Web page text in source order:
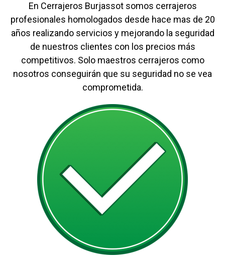
En Cerrajeros Burjassot somos cerrajeros
profesionales homologados desde hace mas de 20
años realizando servicios y mejorando la seguridad
de nuestros clientes con los precios más
competitivos. Solo maestros cerrajeros como
nosotros conseguirán que su seguridad no se vea
comprometida.